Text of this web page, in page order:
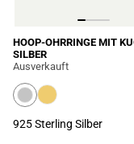
HOOP-OHRRINGE MIT
SILBER
Ausverkauft
925 Sterling Silber